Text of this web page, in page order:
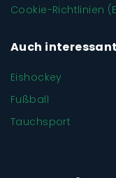
Cookie-Richtlinien
Auch interessant
Eishockey
Fußball
Tauchsport